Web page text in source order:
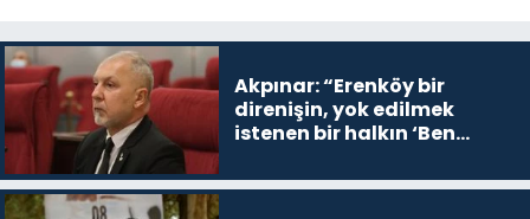
Akpınar: “Erenköy bir
direnişin, yok edilmek
istenen bir halkın ‘Ben
devam edeceğim’ dediği